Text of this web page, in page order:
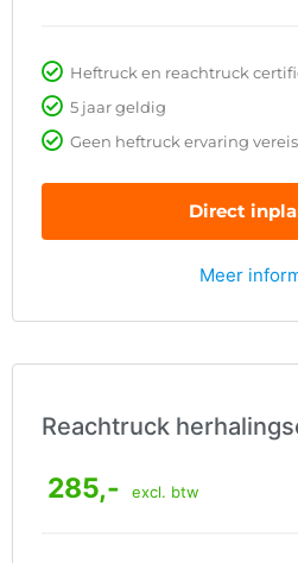
Heftruck en reachtruck
5 jaar geldig
Geen heftruck ervaring
Direct
Meer
Reachtruck
285,- excl. btw